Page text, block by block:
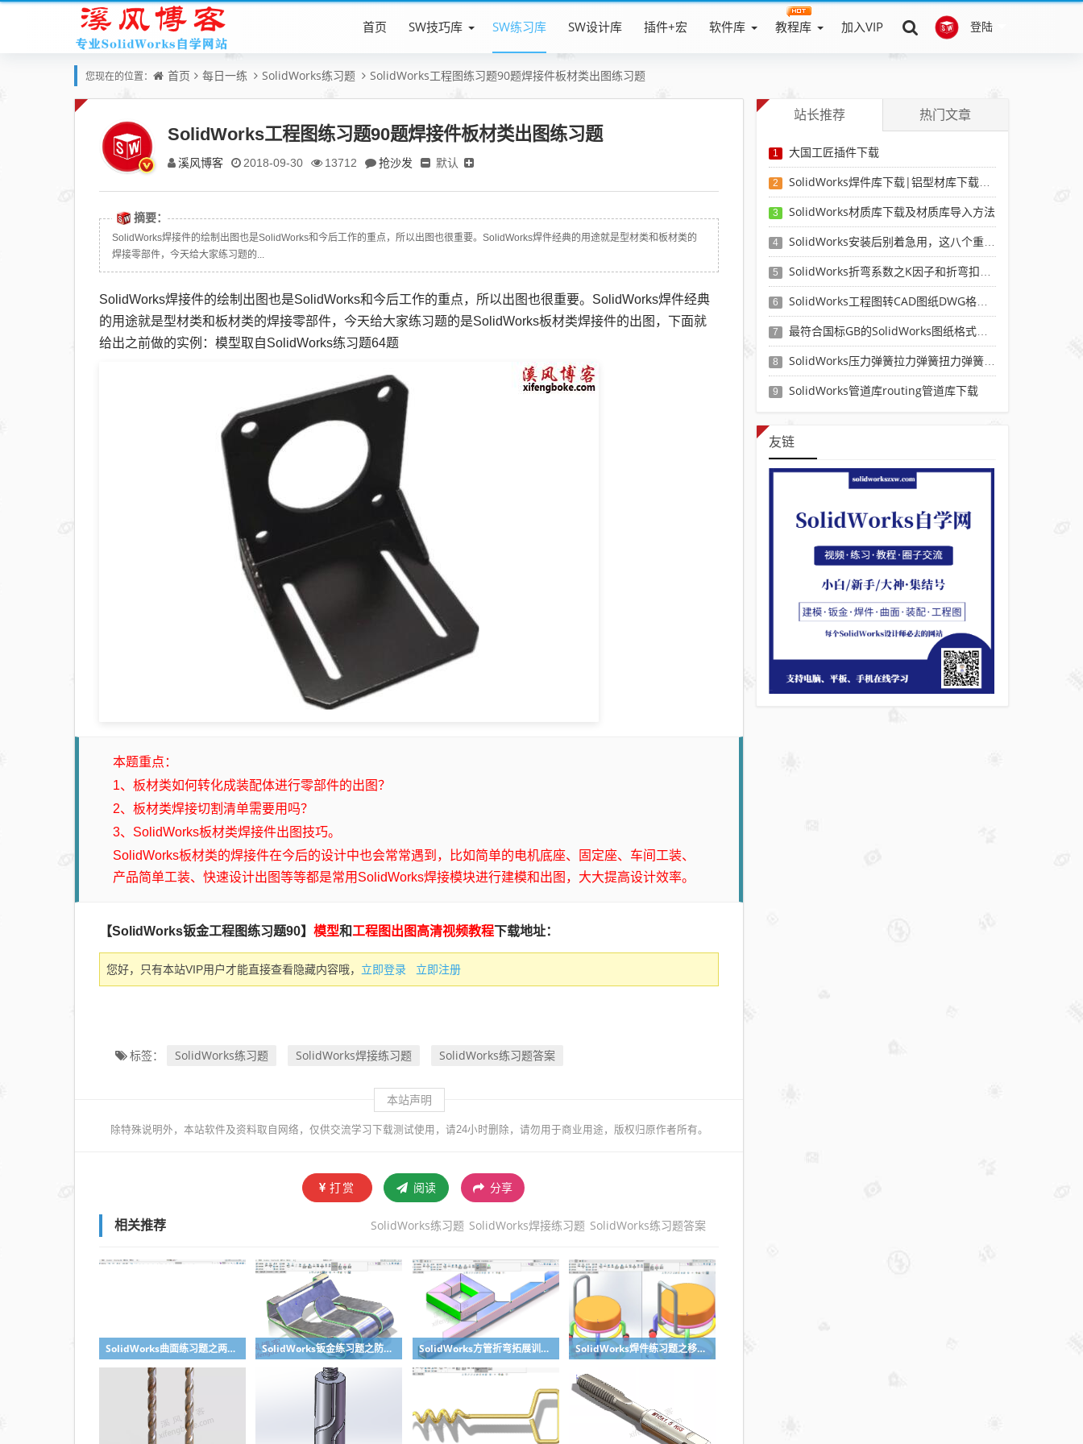
登陆
首页 SW技巧库 SW练习库 SW设计库 插件+宏 软件库 教程库 加入VIP
您现在的位置： 首页 每日一练 SolidWorks练习题 SolidWorks工程图练习题90题焊接件板材类出图练习题
SolidWorks工程图练习题90题焊接件板材类出图练习题
溪风博客 2018-09-30 13712 抢沙发 默认
摘要：
SolidWorks焊接件的绘制出图也是SolidWorks和今后工作的重点，所以出图也很重要。SolidWorks焊件经典的用途就是型材类和板材类的
焊接零部件，今天给大家练习题的...
SolidWorks焊接件的绘制出图也是SolidWorks和今后工作的重点，所以出图也很重要。SolidWorks焊件经典
的用途就是型材类和板材类的焊接零部件，今天给大家练习题的是SolidWorks板材类焊接件的出图，下面就
给出之前做的实例：模型取自SolidWorks练习题64题
本题重点：
1、板材类如何转化成装配体进行零部件的出图？
2、板材类焊接切割清单需要用吗？
3、SolidWorks板材类焊接件出图技巧。
SolidWorks板材类的焊接件在今后的设计中也会常常遇到，比如简单的电机底座、固定座、车间工装、
产品简单工装、快速设计出图等等都是常用SolidWorks焊接模块进行建模和出图，大大提高设计效率。
【SolidWorks钣金工程图练习题90】 模型和工程图出图高清视频教程下载地址：
您好，只有本站VIP用户才能直接查看隐藏内容哦， 立即登录 立即注册
标签： SolidWorks练习题 SolidWorks焊接练习题 SolidWorks练习题答案
本站声明
除特殊说明外，本站软件及资料取自网络，仅供交流学习下载测试使用，请24小时删除，请勿用于商业用途，版权归原作者所有。
打赏 阅读 分享
相关推荐 SolidWorks练习题 SolidWorks焊接练习题 SolidWorks练习题答案
SolidWorks曲面练习题之两步踢凳建模，看似曲面实则特征 SolidWorks钣金练习题之防松档卡建模，钣金命令综合练习 SolidWorks方管折弯拓展训练，你会了吗？ SolidWorks焊件练习题之移动小矮凳，思路对了就不难
站长推荐 热门文章
1 大国工匠插件下载
2 SolidWorks焊件库下载|铝型材库下载|附sw焊件库添加配置使用教程
3 SolidWorks材质库下载及材质库导入方法
4 SolidWorks安装后别着急用，这八个重要SolidWorks设置可以提高你的画图效率
5 SolidWorks折弯系数之K因子和折弯扣除表-溪风推荐
6 SolidWorks工程图转CAD图纸DWG格式映射文件无乱码可分层-溪风亲测推荐
7 最符合国标GB的SolidWorks图纸格式和图纸模板下载-溪风专用版
8 SolidWorks压力弹簧拉力弹簧扭力弹簧涡卷弹簧自动生成宏程序下载
9 SolidWorks管道库routing管道库下载
友链